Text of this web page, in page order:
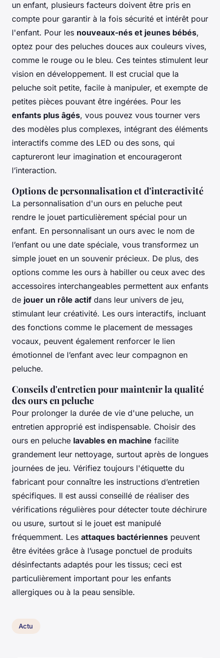
un enfant, plusieurs facteurs doivent être pris en
compte pour garantir à la fois sécurité et intérêt pour
l'enfant. Pour les nouveaux-nés et jeunes bébés,
optez pour des peluches douces aux couleurs vives,
comme le rouge ou le bleu. Ces teintes stimulent leur
vision en développement. Il est crucial que la
peluche soit petite, facile à manipuler, et exempte de
petites pièces pouvant être ingérées. Pour les
enfants plus âgés, vous pouvez vous tourner vers
des modèles plus complexes, intégrant des éléments
interactifs comme des LED ou des sons, qui
captureront leur imagination et encourageront
l’interaction.
Options de personnalisation et d'interactivité
La personnalisation d'un ours en peluche peut
rendre le jouet particulièrement spécial pour un
enfant. En personnalisant un ours avec le nom de
l’enfant ou une date spéciale, vous transformez un
simple jouet en un souvenir précieux. De plus, des
options comme les ours à habiller ou ceux avec des
accessoires interchangeables permettent aux enfants
de jouer un rôle actif dans leur univers de jeu,
stimulant leur créativité. Les ours interactifs, incluant
des fonctions comme le placement de messages
vocaux, peuvent également renforcer le lien
émotionnel de l’enfant avec leur compagnon en
peluche.
Conseils d'entretien pour maintenir la qualité
des ours en peluche
Pour prolonger la durée de vie d'une peluche, un
entretien approprié est indispensable. Choisir des
ours en peluche lavables en machine facilite
grandement leur nettoyage, surtout après de longues
journées de jeu. Vérifiez toujours l'étiquette du
fabricant pour connaître les instructions d’entretien
spécifiques. Il est aussi conseillé de réaliser des
vérifications régulières pour détecter toute déchirure
ou usure, surtout si le jouet est manipulé
fréquemment. Les attaques bactériennes peuvent
être évitées grâce à l’usage ponctuel de produits
désinfectants adaptés pour les tissus; ceci est
particulièrement important pour les enfants
allergiques ou à la peau sensible.
Actu